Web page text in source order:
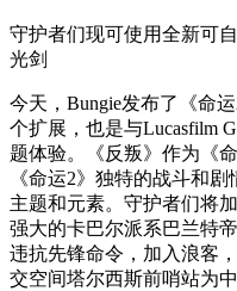
守护者们现可使用全新可
光剑
今天，Bungie发布了《命
个扩展，也是与Lucasfilm
题体验。《反叛》作为《
《命运2》独特的战斗和
主题和元素。守护者们将
强大的卡巴尔派系巴兰特
违抗先锋命令，加入浪客
交空间塔尔西斯前哨站为